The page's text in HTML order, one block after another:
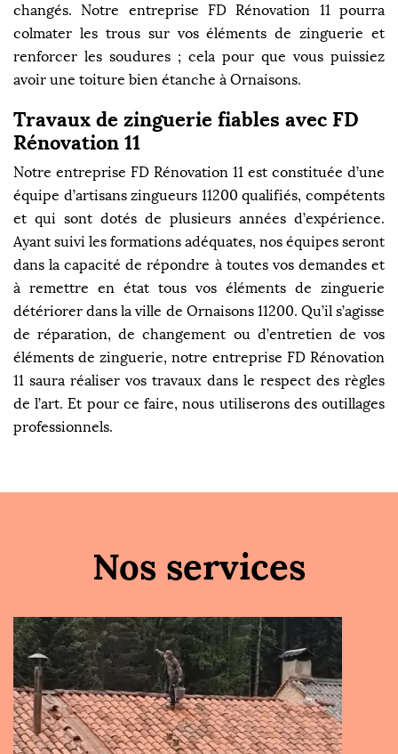
changés. Notre entreprise FD Rénovation 11 pourra
colmater les trous sur vos éléments de zinguerie et
renforcer les soudures ; cela pour que vous puissiez
avoir une toiture bien étanche à Ornaisons.
Travaux de zinguerie fiables avec FD
Rénovation 11
Notre entreprise FD Rénovation 11 est constituée d’une
équipe d’artisans zingueurs 11200 qualifiés, compétents
et qui sont dotés de plusieurs années d’expérience.
Ayant suivi les formations adéquates, nos équipes seront
dans la capacité de répondre à toutes vos demandes et
à remettre en état tous vos éléments de zinguerie
détériorer dans la ville de Ornaisons 11200. Qu’il s’agisse
de réparation, de changement ou d’entretien de vos
éléments de zinguerie, notre entreprise FD Rénovation
11 saura réaliser vos travaux dans le respect des règles
de l’art. Et pour ce faire, nous utiliserons des outillages
professionnels.
Nos services